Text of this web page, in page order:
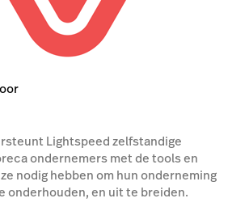
Lightspeed zelfstandige
ondernemers met de tools en
nodig hebben om hun onderneming
onderhouden, en uit te breiden.